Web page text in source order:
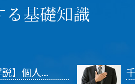
る基礎知識
説】個人...